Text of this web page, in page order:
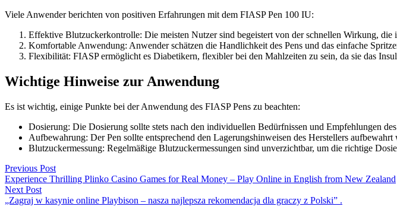
Viele Anwender berichten von positiven Erfahrungen mit dem FIASP Pen 100 IU:
Effektive Blutzuckerkontrolle: Die meisten Nutzer sind begeistert von der schnellen Wirkung,
Komfortable Anwendung: Anwender schätzen die Handlichkeit des Pens und das einfache
Flexibilität: FIASP ermöglicht es Diabetikern, flexibler bei den Mahlzeiten zu sein, da sie das
Wichtige Hinweise zur Anwendung
Es ist wichtig, einige Punkte bei der Anwendung des FIASP Pens zu beachten:
Dosierung: Die Dosierung sollte stets nach den individuellen Bedürfnissen und Empfehlungen
Aufbewahrung: Der Pen sollte entsprechend den Lagerungshinweisen des Herstellers
Blutzuckermessung: Regelmäßige Blutzuckermessungen sind unverzichtbar, um die richtige
Post
navigation
Previous PostPrevious
post:
Experience Thrilling Plinko Casino Games for Real Money – Play Online in English from New Zealand
Next PostNext
post:
„Zagraj w kasynie online Playbison – nasza najlepsza rekomendacja dla graczy z Polski” .